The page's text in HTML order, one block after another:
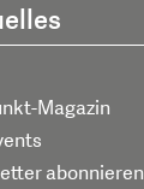
Magazin
abonnieren